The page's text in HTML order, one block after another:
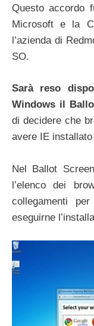
Questo accordo
Microsoft e la
l’azienda di
SO.
Sarà reso
Windows il
di decidere che
avere IE
Nel Ballot
l’elenco dei
collegamenti
eseguirne